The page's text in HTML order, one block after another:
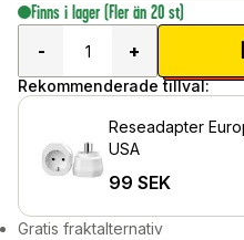
Finns i lager (Fler än 20 st)
-
+
Rekommenderade tillval:
Reseadapter
USA
99 SEK
Gratis fraktalternativ